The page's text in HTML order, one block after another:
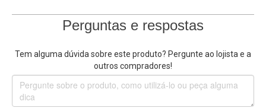
Perguntas e respostas
Tem alguma dúvida sobre este produto? Pergunte ao lojista e a
outros compradores!